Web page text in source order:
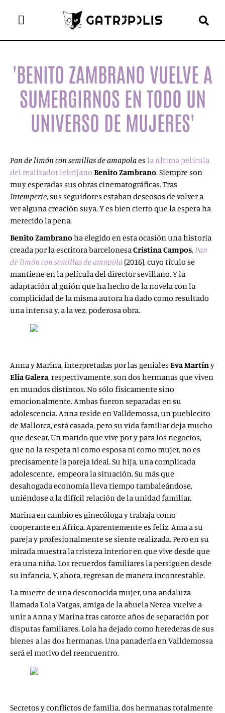
'BENITO ZAMBRANO VUELVE A
SUMERGIRNOS EN TODO UN
UNIVERSO DE MUJERES'
Pan de limón con semillas de amapolaes la última película
del realizador lebrijano Benito Zambrano. Siempre son
muy esperadas sus obras cinematográficas. Tras
Intemperie, sus seguidores estaban deseosos de volver a
ver alguna creación suya. Y es bien cierto que la espera ha
merecido la pena.
Benito Zambranoha elegido en esta ocasión una historia
creada por la escritora barcelonesaCristina Campos,Pan
de limón con semillas de amapola (2016), cuyo título se
mantiene en la película del director sevillano. Y la
adaptación al guión que ha hecho de la novela con la
complicidad de la misma autora ha dado como resultado
una intensa y, a la vez, poderosa obra.
Anna y Marina, interpretadas por las geniales EvaMartíny
Elia Galera, respectivamente, son dos hermanas que viven
en mundos distintos. No sólo físicamente sino
emocionalmente. Ambas fueron separadas en su
adolescencia. Anna reside en Valldemossa, un pueblecito
de Mallorca, está casada, pero su vida familiar deja mucho
que desear. Un marido que vive por y para los negocios,
que no la respeta ni como esposa ni como mujer, no es
precisamente la pareja ideal. Su hija, una complicada
adolescente, empeora la situación. Su más que
desahogada economía lleva tiempo tambaleándose,
uniéndose a la difícil relación de la unidad familiar.
Marina en cambio es ginecóloga y trabaja como
cooperante en África. Aparentemente es feliz. Ama a su
pareja y profesionalmente se siente realizada. Pero en su
mirada muestra la tristeza interior en que vive desde que
era una niña. Los recuerdos familiares la persiguen desde
su infancia. Y, ahora, regresan de manera incontestable.
La muerte de una desconocida mujer, una andaluza
llamada Lola Vargas, amiga de la abuela Nerea, vuelve a
unir a Anna y Marina tras catorce años de separación por
disputas familiares. Lola ha dejado como herederas de sus
bienes a las dos hermanas. Una panadería en Valldemossa
será el motivo del reencuentro.
Secretos y conflictos de familia, dos hermanas totalmente